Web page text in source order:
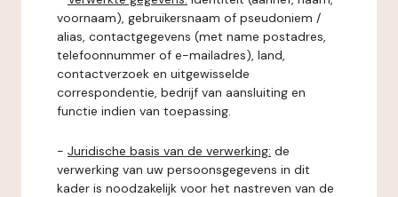
voornaam), gebruikersnaam of pseudoniem /
alias, contactgegevens (met name postadres,
telefoonnummer of e-mailadres), land,
contactverzoek en uitgewisselde
correspondentie, bedrijf van aansluiting en
functie indien van toepassing.
- Juridische basis van de verwerking: de
verwerking van uw persoonsgegevens in dit
kader is noodzakelijk voor het nastreven van de